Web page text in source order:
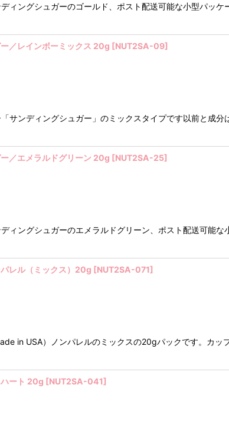
ィングシュガーのゴールド、ポスト配送可能な小型パッ
／レインボーミックス 20g [NUT2SA-09]
サンディングシュガー」のミックスタイプです以前と成
／エメラルドグリーン 20g [NUT2SA-25]
ィングシュガーのエメラルドグリーン、ポスト配送可能
レル（ミックス）20g [NUT2SA-071]
in USA）ノンパレルのミックスの20gパックです。カ
ート 20g [NUT2SA-041]